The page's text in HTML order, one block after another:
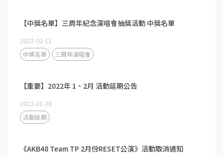
【中獎名單】三周年紀念演唱會抽獎活動 中獎名單
2022-02-11
中獎名單 三周年演唱會
【重要】2022年 1、2月 活動延期公告
2022-01-26
活動延期
《AKB48 Team TP 2月份RESET公演》活動取消通知